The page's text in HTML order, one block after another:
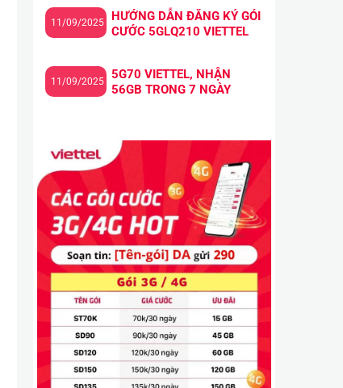
HƯỚNG DẪN ĐĂNG KÝ GÓI
CƯỚC 5GLQ210 VIETTEL
11/09/2025
5G70 VIETTEL, NHẬN
56GB TRONG 7 NGÀY
11/09/2025